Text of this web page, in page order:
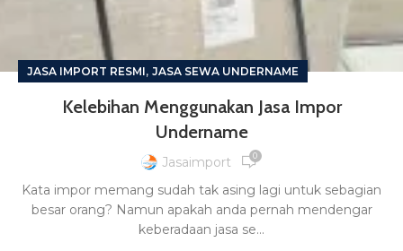
JASA IMPORT RESMI, JASA SEWA UNDERNAME
Kelebihan Menggunakan Jasa Impor
Undername
Jasaimport 0
Kata impor memang sudah tak asing lagi untuk sebagian
besar orang? Namun apakah anda pernah mendengar
keberadaan jasa se...